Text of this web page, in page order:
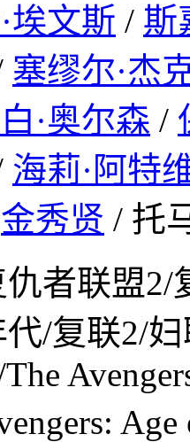
埃文斯 / 斯
塞缪尔·杰
·奥尔森 /
海莉·阿特
金秀贤 / 托
联盟2/复
/复联2/
Age